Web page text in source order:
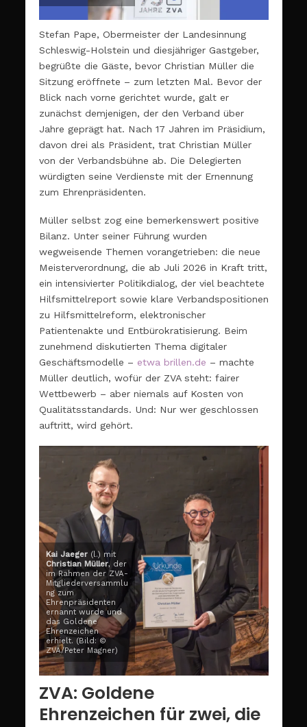
Stefan Pape, Obermeister der Landesinnung
Schleswig-Holstein und diesjähriger Gastgeber,
begrüßte die Gäste, bevor Christian Müller die
Sitzung eröffnete – zum letzten Mal. Bevor der
Blick nach vorne gerichtet wurde, galt er
zunächst demjenigen, der den Verband über
Jahre geprägt hat. Nach 17 Jahren im Präsidium,
davon drei als Präsident, trat Christian Müller
von der Verbandsbühne ab. Die Delegierten
würdigten seine Verdienste mit der Ernennung
zum Ehrenpräsidenten.
Müller selbst zog eine bemerkenswert positive
Bilanz. Unter seiner Führung wurden
wegweisende Themen vorangetrieben: die neue
Meisterverordnung, die ab Juli 2026 in Kraft tritt,
ein intensivierter Politikdialog, der viel beachtete
Hilfsmittelreport sowie klare Verbandspositionen
zu Hilfsmittelreform, elektronischer
Patientenakte und Entbürokratisierung. Beim
zunehmend diskutierten Thema digitaler
Geschäftsmodelle – etwa brillen.de – machte
Müller deutlich, wofür der ZVA steht: fairer
Wettbewerb – aber niemals auf Kosten von
Qualitätsstandards. Und: Nur wer geschlossen
auftritt, wird gehört.
Kai Jaeger(l.) mit
Christian Müller, der
im Rahmen der ZVA-
Mitgliederversammlu
ng zum
Ehrenpräsidenten
ernannt wurde und
das Goldene
Ehrenzeichen
erhielt. (Bild: ©
ZVA/Peter Magner)
ZVA: Goldene
Ehrenzeichen für zwei, die